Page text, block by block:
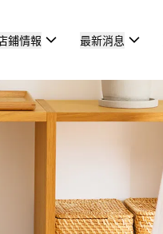
鋪情報 最新消息